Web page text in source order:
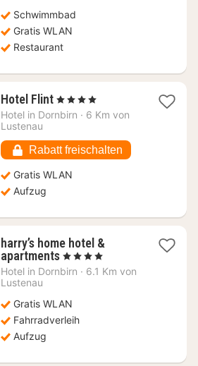
Schwimmbad
Gratis WLAN
Restaurant
Hotel Flint1
Nacht
€
, 4 Sterne
Hotel in Dornbirn · 6 Km von
Lustenau
Rabatt freischalten
Gratis WLAN
Aufzug
harry’s home hotel &
apartments1
Nacht
€
, 4 Sterne
Hotel in Dornbirn · 6.1 Km von
Lustenau
Gratis WLAN
Fahrradverleih
Aufzug